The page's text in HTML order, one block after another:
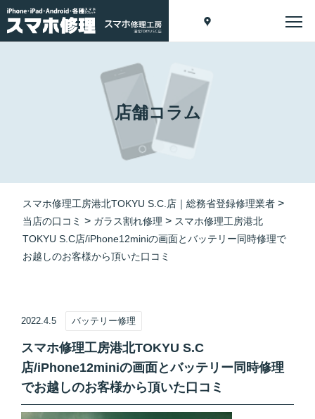
店舗コラム
スマホ修理工房港北TOKYU S.C.店｜総務省登録修理業者 >
当店の口コミ > ガラス割れ修理 > スマホ修理工房港北
TOKYU S.C店/iPhone12miniの画面とバッテリー同時修理で
お越しのお客様から頂いた口コミ
2022.4.5 バッテリー修理
スマホ修理工房港北TOKYU S.C
店/iPhone12miniの画面とバッテリー同時修理
でお越しのお客様から頂いた口コミ